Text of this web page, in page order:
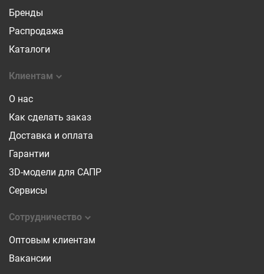
Бренды
Распродажа
Каталоги
Клиентам
О нас
Как сделать заказ
Доставка и оплата
Гарантии
3D-модели для САПР
Сервисы
Сотрудничество
Оптовым клиентам
Вакансии